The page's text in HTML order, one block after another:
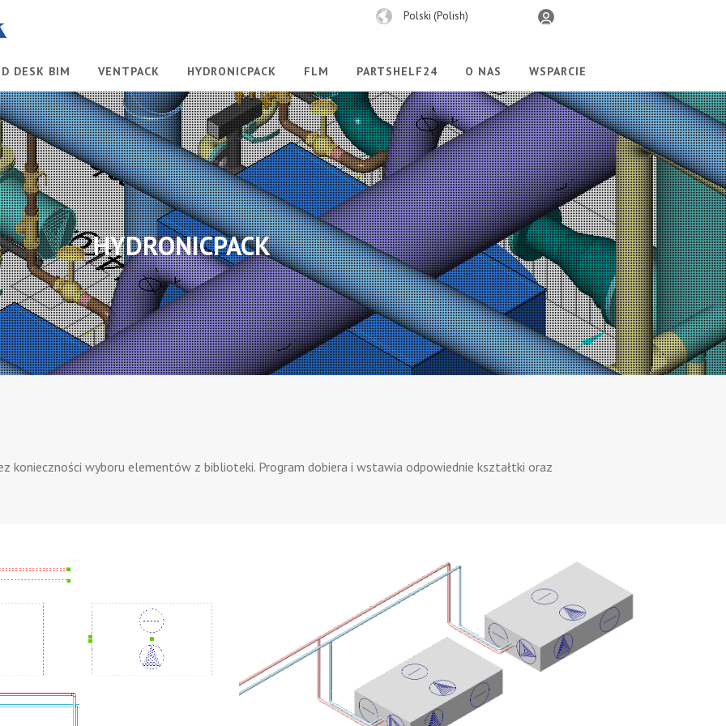
WybierzPolski (Polish)
DESK BIM VENTPACK HYDRONICPACK FLM PARTSHELF24 O NAS WSPARCIE
HYDRONICPACK
konieczności wyboru elementów z biblioteki. Program dobiera i wstawia odpowiednie kształtki oraz